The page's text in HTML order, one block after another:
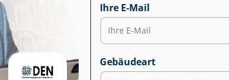
Ihre E-Mail
Gebäudeart